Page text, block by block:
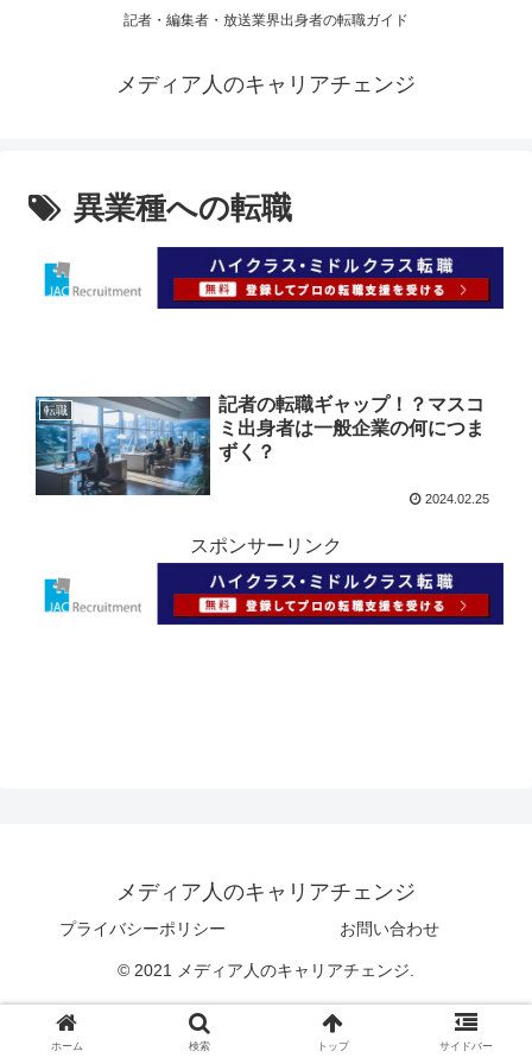
記者・編集者・放送業界出身者の転職ガイド
メディア人のキャリアチェンジ
異業種への転職
転職
記者の転職ギャップ！？マスコ
ミ出身者は一般企業の何につま
ずく？
2024.02.25
スポンサーリンク
メディア人のキャリアチェンジ
プライバシーポリシー お問い合わせ
© 2021 メディア人のキャリアチェンジ.
ホーム 検索 トップ サイドバー